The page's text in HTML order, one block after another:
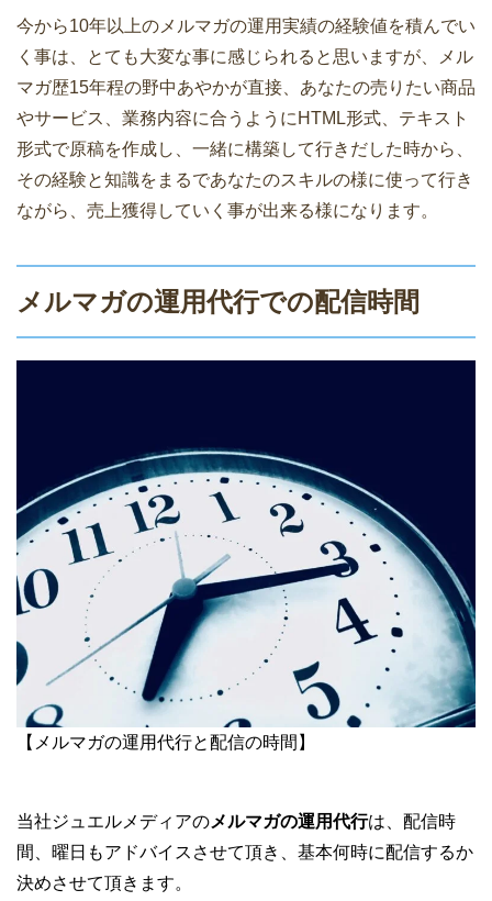
今から10年以上のメルマガの運用実績の経験値を積んでい
く事は、とても大変な事に感じられると思いますが、メル
マガ歴15年程の野中あやかが直接、あなたの売りたい商品
やサービス、業務内容に合うようにHTML形式、テキスト
形式で原稿を作成し、一緒に構築して行きだした時から、
その経験と知識をまるであなたのスキルの様に使って行き
ながら、売上獲得していく事が出来る様になります。
メルマガの運用代行での配信時間
【メルマガの運用代行と配信の時間】
当社ジュエルメディアのメルマガの運用代行は、配信時
間、曜日もアドバイスさせて頂き、基本何時に配信するか
決めさせて頂きます。